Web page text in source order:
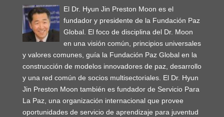
El Dr. Hyun Jin Preston Moon es el
fundador y presidente de la Fundación Paz
Global. El foco de disciplina del Dr. Moon
en una visión común, principios universales
y valores comunes, guía la Fundación Paz Global en la
construcción de modelos innovadores de paz, desarrollo
y una red común de socios multisectoriales. El Dr. Hyun
Jin Preston Moon también es fundador de Servicio Para
La Paz, una organización internacional que provee
oportunidades de servicio de aprendizaje para juventud